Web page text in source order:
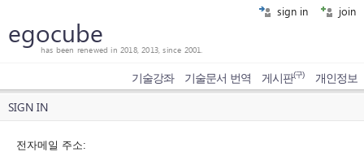
sign in join
egocube
has been renewed in 2018, 2013, since 2001.
기술강좌 기술문서 번역 게시판(구) 개인정보
SIGN IN
전자메일 주소: